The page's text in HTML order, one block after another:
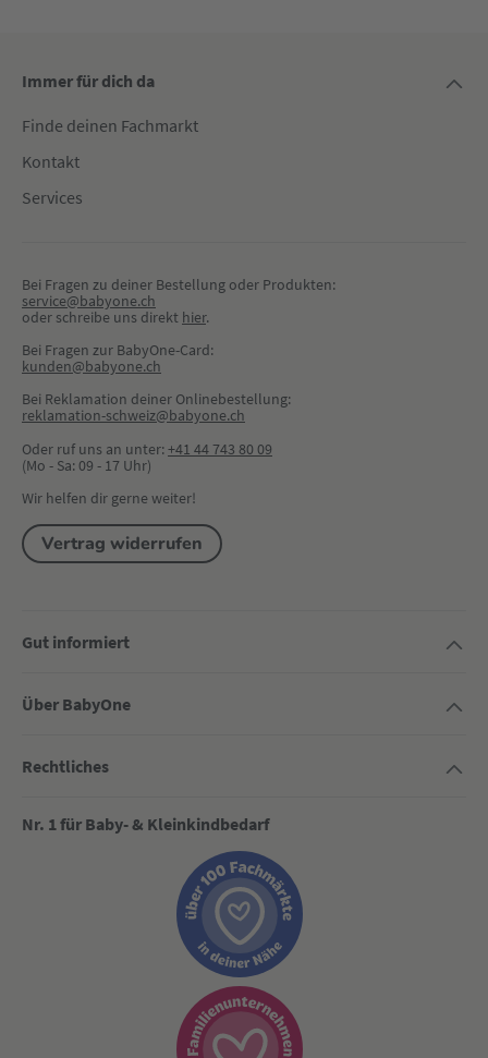
Immer für dich da
Finde deinen Fachmarkt
Kontakt
Services
Bei Fragen zu deiner Bestellung oder Produkten:
service@babyone.ch
oder schreibe uns direkt hier.
Bei Fragen zur BabyOne-Card:
kunden@babyone.ch
Bei Reklamation deiner Onlinebestellung:
reklamation-schweiz@babyone.ch
Oder ruf uns an unter:+41 44 743 80 09
(Mo - Sa: 09 - 17 Uhr)
Wir helfen dir gerne weiter!
Vertrag widerrufen
Gut informiert
Über BabyOne
Rechtliches
Nr. 1 für Baby- & Kleinkindbedarf